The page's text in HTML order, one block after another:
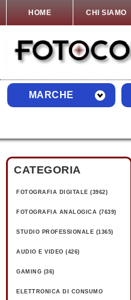
HOME CHI SIAMO
MARCHE
CATEGORIA
FOTOGRAFIA DIGITALE (3962)
FOTOGRAFIA ANALOGICA (7639)
STUDIO PROFESSIONALE (1365)
AUDIO E VIDEO (426)
GAMING (36)
ELETTRONICA DI CONSUMO